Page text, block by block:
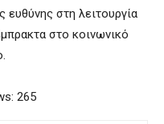
ευθύνης στη λειτουργία
στο κοινωνικό
265